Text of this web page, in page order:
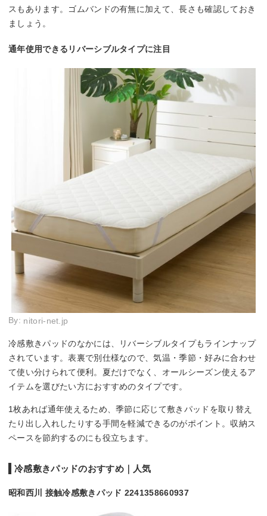
スもあります。ゴムバンドの有無に加えて、長さも確認しておき
ましょう。
通年使用できるリバーシブルタイプに注目
By: nitori-net.jp
冷感敷きパッドのなかには、リバーシブルタイプもラインナップ
されています。表裏で別仕様なので、気温・季節・好みに合わせ
て使い分けられて便利。夏だけでなく、オールシーズン使えるア
イテムを選びたい方におすすめのタイプです。
1枚あれば通年使えるため、季節に応じて敷きパッドを取り替え
たり出し入れしたりする手間を軽減できるのがポイント。収納ス
ペースを節約するのにも役立ちます。
冷感敷きパッドのおすすめ｜人気
昭和西川 接触冷感敷きパッド 2241358660937